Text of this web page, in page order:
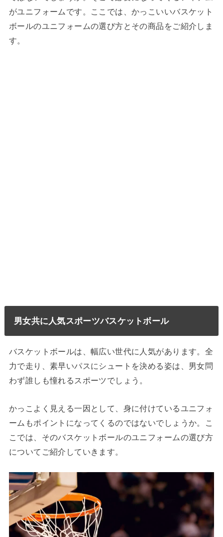
がユニフォームです。ここでは、かっこいいバスケット
ボールのユニフォームの選び方とその商品をご紹介しま
す。
男女共に人気スポーツバスケットボール
バスケットボールは、幅広い世代に人気があります。全
力で走り、素早いパスにシュートを決める姿は、男女問
わず誰しも憧れるスポーツでしょう。
かっこよく見える一因として、身に付けているユニフォ
ームもポイントになってくるのではないでしょうか。こ
こでは、そのバスケットボールのユニフォームの選び方
についてご紹介していきます。